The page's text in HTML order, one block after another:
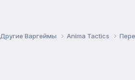
Другие Варгеймы Anima Tactics